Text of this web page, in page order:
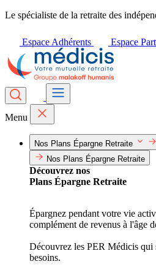
Le spécialiste de la retraite des
Espace Adhérents Espace
Menu
Nos Plans Épargne Retraite
Nos Plans Épargne Retraite
Découvrez nos
Plans Épargne Retraite
Épargnez pendant votre vie
complément de revenus à l'âge
Découvrez les PER Médicis qui
besoins.